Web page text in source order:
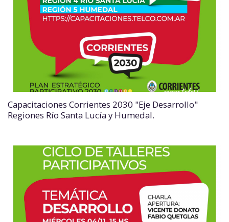
Capacitaciones Corrientes 2030 "Eje Desarrollo"
Regiones Río Santa Lucía y Humedal.